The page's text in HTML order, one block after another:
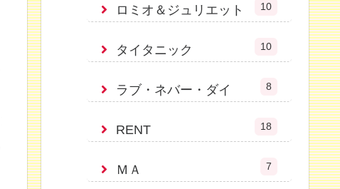
ロミオ＆ジュリエット 10
タイタニック 10
ラブ・ネバー・ダイ 8
RENT 18
ＭＡ 7